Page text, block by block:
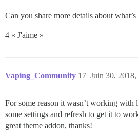
Can you share more details about
4 « J'aime »
Vaping_Community Juin 30,
17
For some reason it wasn’t working with
some settings and refresh to get it to
great theme addon, thanks!